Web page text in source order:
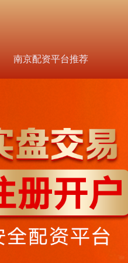
南京配资平台推荐